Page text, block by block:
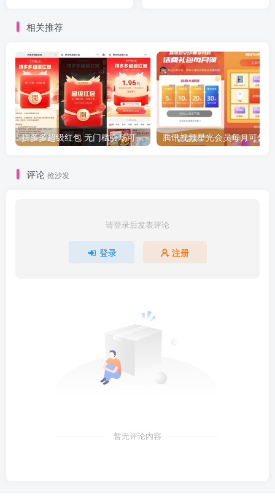
相关推荐
拼多多超级红包 无门槛会场可用 天天可领 最高88.88元
评论 抢沙发
请登录后发表评论
登录 注册
暂无评论内容